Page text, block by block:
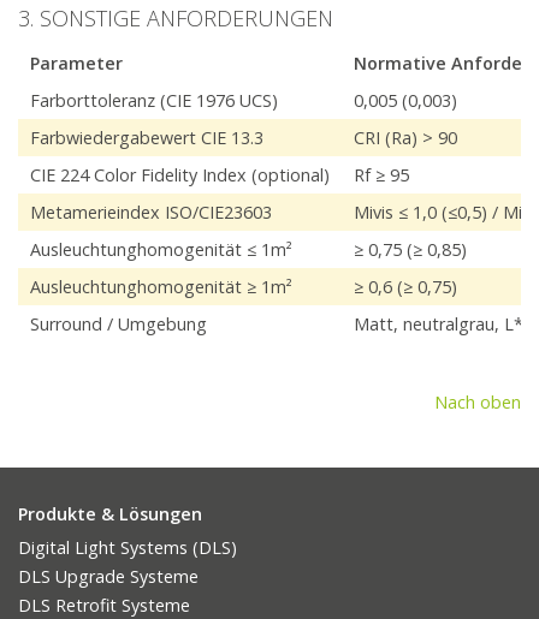
3. SONSTIGE ANFORDERUNGEN
Parameter
Normative
Farborttoleranz (CIE 1976 UCS)
0,005 (0,003)
Farbwiedergabewert CIE 13.3
CRI (Ra) > 90
CIE 224 Color Fidelity Index (optional)
Rf ≥ 95
Metamerieindex ISO/CIE23603
Mivis ≤ 1,0 (≤0,5) /
Ausleuchtunghomogenität ≤ 1m²
≥ 0,75 (≥ 0,85)
Ausleuchtunghomogenität ≥ 1m²
≥ 0,6 (≥ 0,75)
Surround / Umgebung
Matt, neutralgrau, L*
Nach oben
Produkte & Lösungen
Digital Light Systems (DLS)
DLS Upgrade Systeme
DLS Retrofit Systeme